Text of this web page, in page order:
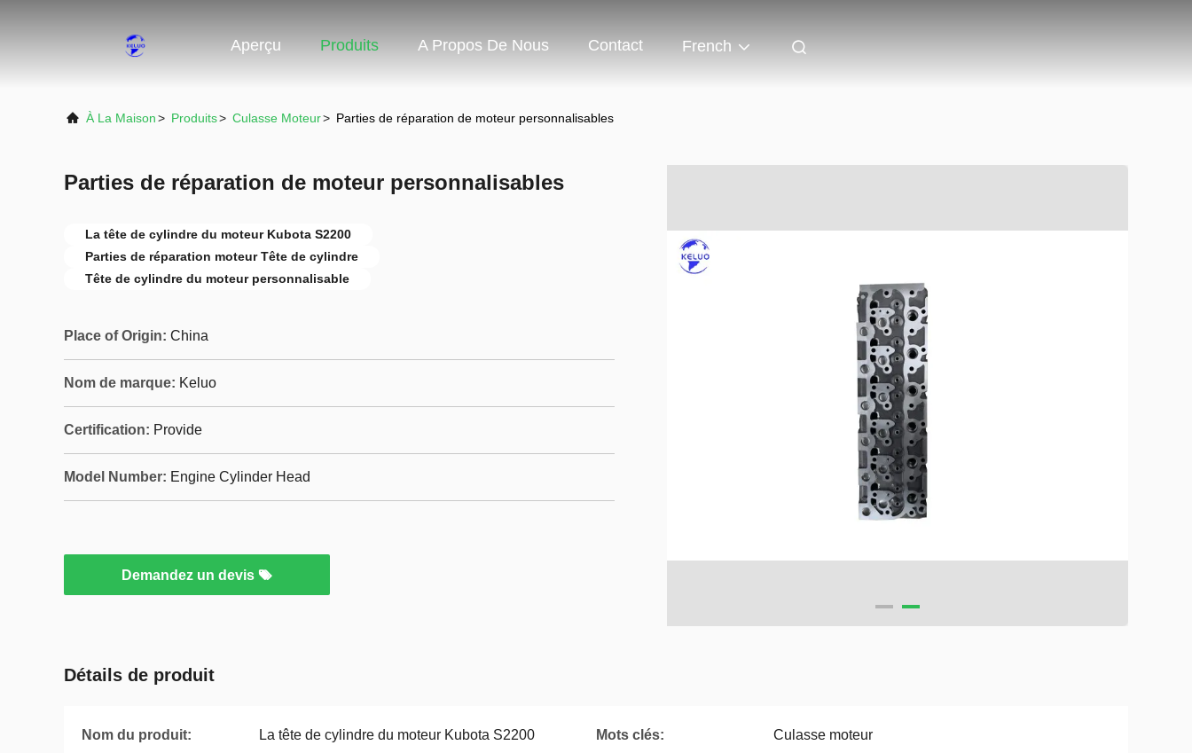
Aperçu Produits A Propos De Nous Contact French
À La Maison> Produits> Culasse Moteur> Parties de réparation de moteur personnalisables
Parties de réparation de moteur personnalisables
La tête de cylindre du moteur Kubota S2200
Parties de réparation moteur Tête de cylindre
Tête de cylindre du moteur personnalisable
Place of Origin: China
Nom de marque: Keluo
Certification: Provide
Model Number: Engine Cylinder Head
Demandez un devis
Détails de produit
Nom du produit: La tête de cylindre du moteur Kubota S2200 Mots clés: Culasse moteur